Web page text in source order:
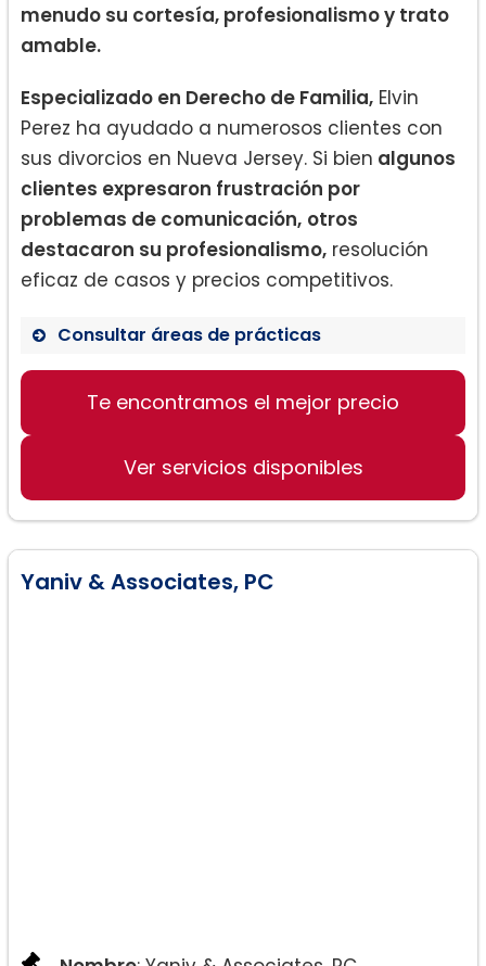
menudo su cortesía, profesionalismo y trato
amable.
Especializado en Derecho de Familia, Elvin
Perez ha ayudado a numerosos clientes con
sus divorcios en Nueva Jersey. Si bien algunos
clientes expresaron frustración por
problemas de comunicación, otros
destacaron su profesionalismo, resolución
eficaz de casos y precios competitivos.
Consultar áreas de prácticas
Derecho de Familia
Divorcio
Te encontramos el mejor precio
Ver servicios disponibles
Yaniv & Associates, PC